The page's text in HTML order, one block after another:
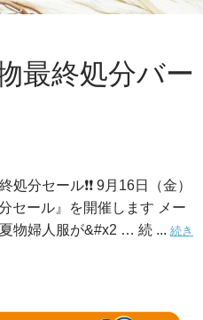
最終処分バー
分セール❗❗ 9月16日（金）
セール』を開催します メー
物婦人服が&#x2 … 続 ... 続き